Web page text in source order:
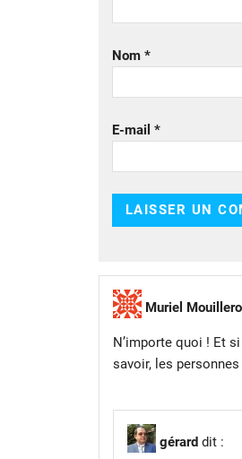
Nom *
E-mail *
Muriel
N’importe quoi ! Et
savoir, les
gérard dit :